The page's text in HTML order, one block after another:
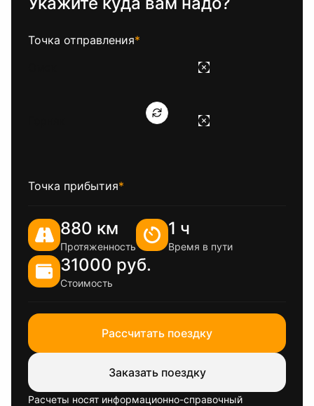
Точка отправления*
Точка прибытия*
880 км
Протяженность
1 ч
Время в пути
31000 руб.
Стоимость
Рассчитать поездку
Заказать поездку
Расчеты носят информационно-справочный